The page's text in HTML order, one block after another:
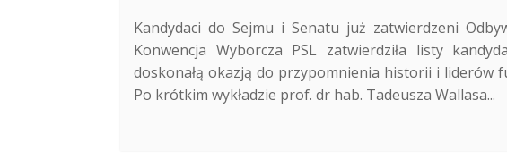
Kandydaci do Sejmu i Senatu już zatwierdzeni
Konwencja Wyborcza PSL zatwierdziła listy
doskonałą okazją do przypomnienia historii i liderów
Po krótkim wykładzie prof. dr hab. Tadeusza Wallasa...